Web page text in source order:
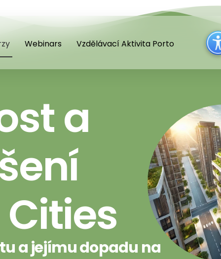
Webinars Vzdělávací Aktivita Porto
a
a jejímu dopadu na